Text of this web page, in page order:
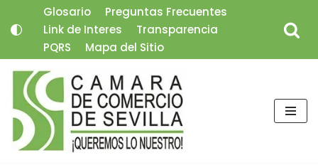
Saltar
contenido
Glosario
Preguntas Frecuentes
Link de Interes
Transparencia
PQRS
Mapa del Sitio